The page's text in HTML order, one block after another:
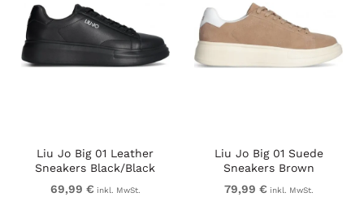
Liu Jo Big 01 Leather
Sneakers Black/Black
69,99 € inkl. MwSt.
Liu Jo Big 01 Suede
Sneakers Brown
79,99 € inkl. MwSt.